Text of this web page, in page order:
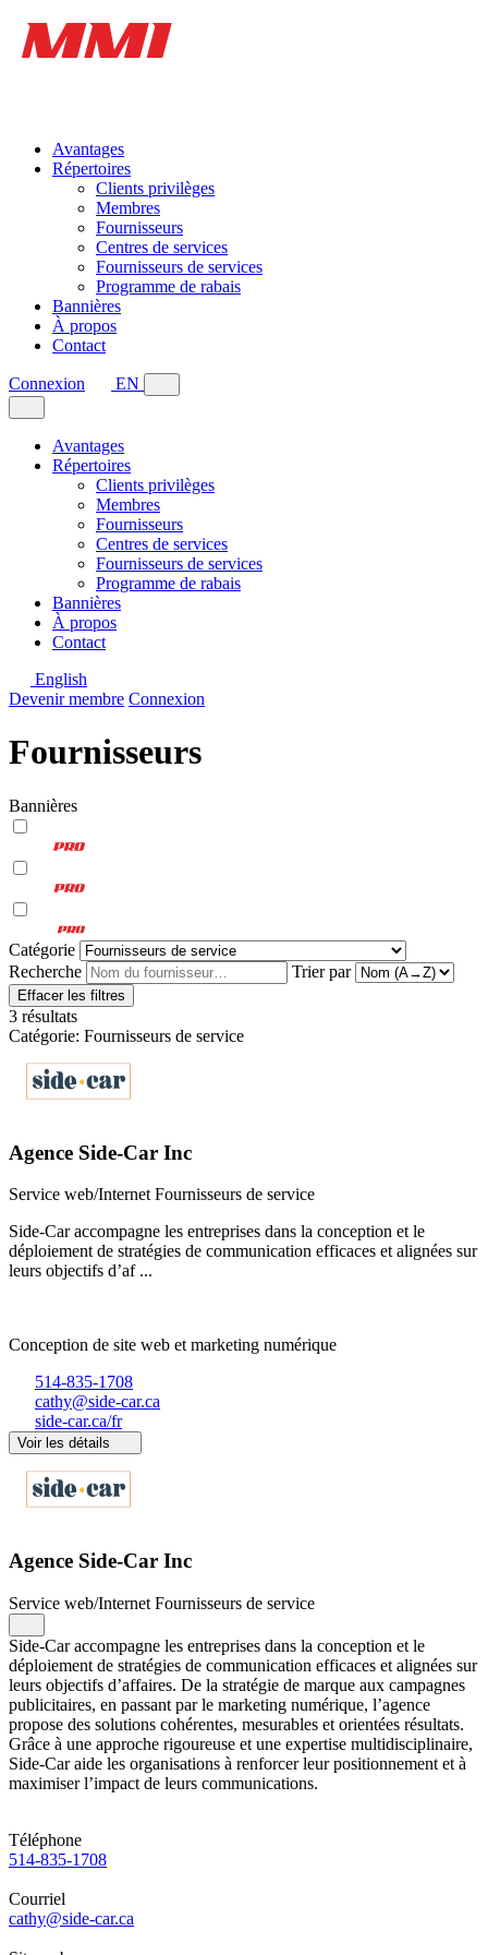
Avantages
Répertoires
Clients privilèges
Membres
Fournisseurs
Centres de services
Fournisseurs de services
Programme de rabais
Bannières
À propos
Contact
Connexion EN
Avantages
Répertoires
Clients privilèges
Membres
Fournisseurs
Centres de services
Fournisseurs de services
Programme de rabais
Bannières
À propos
Contact
English
Devenir membre Connexion
Fournisseurs
Bannières
Catégorie
Recherche
Trier par
Effacer les filtres
3 résultats
Catégorie: Fournisseurs de service
Agence Side-Car Inc
Service web/Internet Fournisseurs de service
Side-Car accompagne les entreprises dans la conception et le
déploiement de stratégies de communication efficaces et alignées sur
leurs objectifs d’af ...
Conception de site web et marketing numérique
514-835-1708
cathy@side-car.ca
side-car.ca/fr
Voir les détails
Agence Side-Car Inc
Service web/Internet Fournisseurs de service
Side-Car accompagne les entreprises dans la conception et le
déploiement de stratégies de communication efficaces et alignées sur
leurs objectifs d’affaires. De la stratégie de marque aux campagnes
publicitaires, en passant par le marketing numérique, l’agence
propose des solutions cohérentes, mesurables et orientées résultats.
Grâce à une approche rigoureuse et une expertise multidisciplinaire,
Side-Car aide les organisations à renforcer leur positionnement et à
maximiser l’impact de leurs communications.
Téléphone
514-835-1708
Courriel
cathy@side-car.ca